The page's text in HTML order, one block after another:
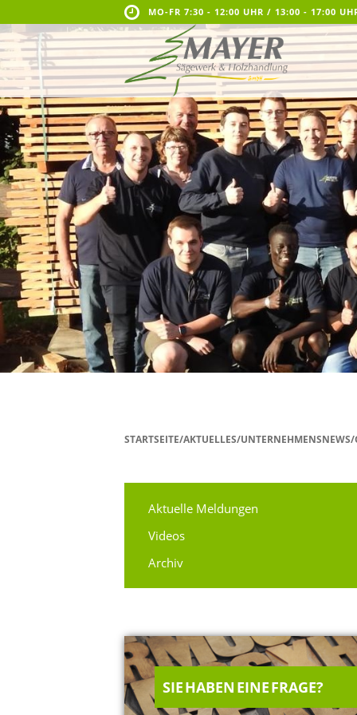
MO-FR 7:30 - 12:00 UHR / 13:00 - 17:00
STARTSEITE/AKTUELLES/
Aktuelle Meldungen
Videos
Archiv
SIE HABEN EINE FRAGE?